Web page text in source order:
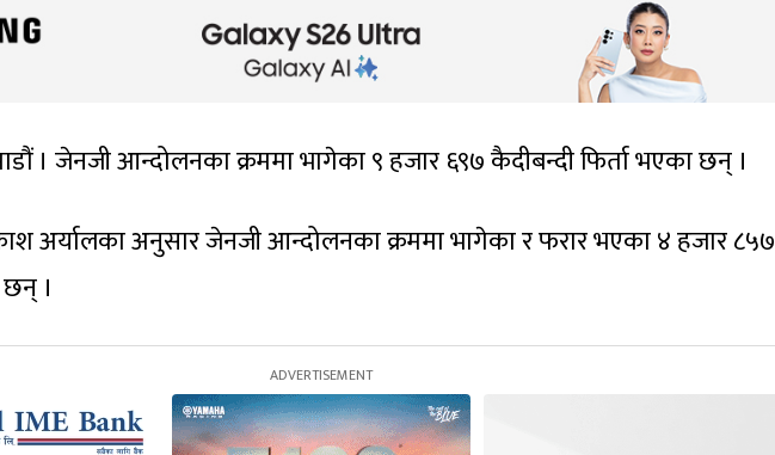
। जेनजी आन्दोलनका क्रममा भागेका ९ हजार ६९७ कैदीबन्दी फिर्ता भएका छन् ।
अर्यालका अनुसार जेनजी आन्दोलनका क्रममा भागेका र फरार भएका ४ हजार ८५७
।